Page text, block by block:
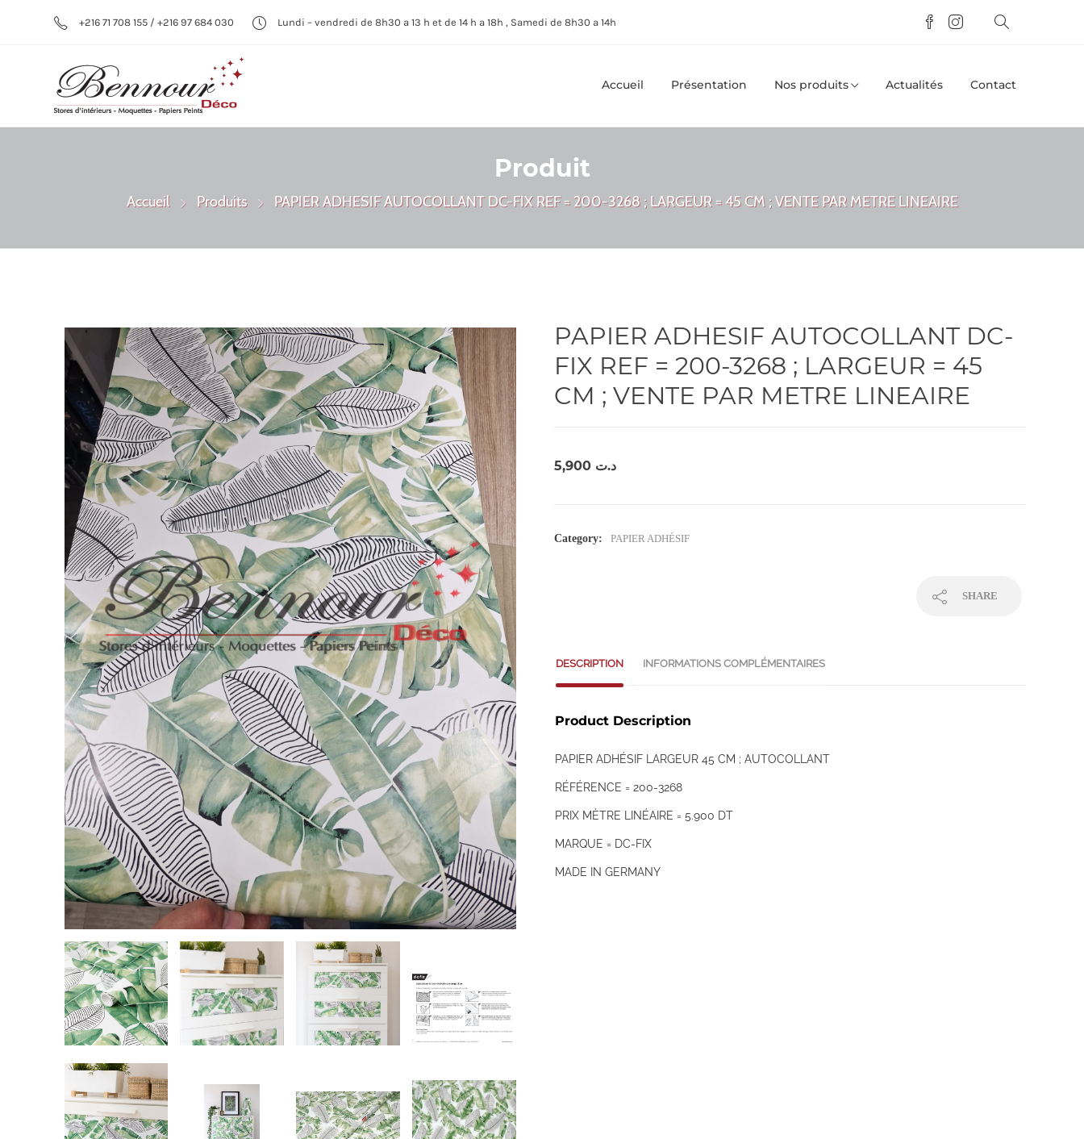
+216 71 708 155 / +216 97 684 030 Lundi – vendredi de 8h30 a 13 h et de 14 h a 18h , Samedi de 8h30 a 14h
Accueil Présentation Nos produits Actualités Contact
Produit
Accueil Produits PAPIER ADHESIF AUTOCOLLANT DC-FIX REF = 200-3268 ; LARGEUR = 45 CM ; VENTE PAR METRE LINEAIRE
PAPIER ADHESIF AUTOCOLLANT DC-
FIX REF = 200-3268 ; LARGEUR = 45
CM ; VENTE PAR METRE LINEAIRE
د.ت
Category: PAPIER ADHÉSIF
SHARE
DESCRIPTION INFORMATIONS COMPLÉMENTAIRES
Product Description
PAPIER ADHÉSIF LARGEUR 45 CM ; AUTOCOLLANT
RÉFÉRENCE = 200-3268
PRIX MÈTRE LINÉAIRE = 5.900 DT
MARQUE = DC-FIX
MADE IN GERMANY